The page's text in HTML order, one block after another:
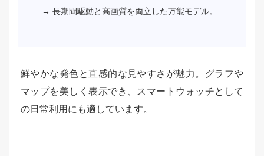
→ 長期間駆動と高画質を両立した万能モデル。
鮮やかな発色と直感的な見やすさが魅力。グラフや
マップを美しく表示でき、スマートウォッチとして
の日常利用にも適しています。